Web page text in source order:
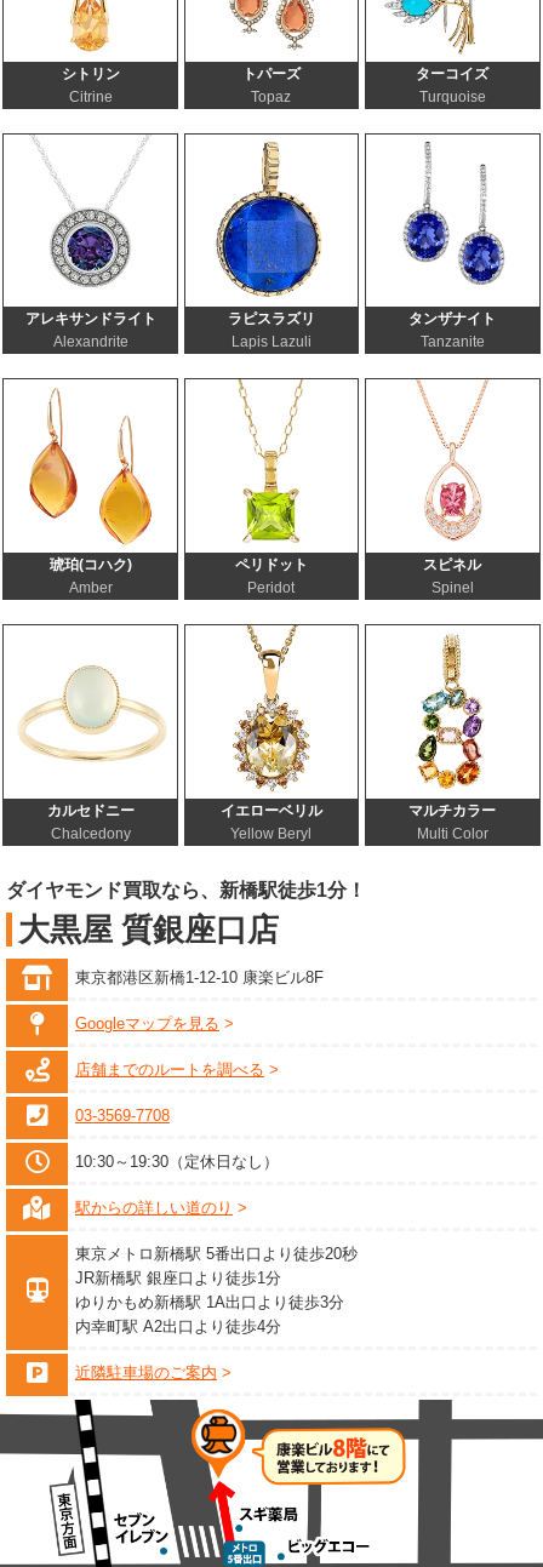
シトリン
Citrine
トパーズ
Topaz
ターコイズ
Turquoise
アレキサンドライト
Alexandrite
ラピスラズリ
Lapis Lazuli
タンザナイト
Tanzanite
琥珀(コハク)
Amber
ペリドット
Peridot
スピネル
Spinel
カルセドニー
Chalcedony
イエローベリル
Yellow Beryl
マルチカラー
Multi Color
ダイヤモンド買取なら、新橋駅徒歩1分！
大黒屋 質銀座口店
東京都港区新橋1-12-10 康楽ビル8F
Googleマップを見る
店舗までのルートを調べる
03-3569-7708
10:30～19:30（定休日なし）
駅からの詳しい道のり
東京メトロ新橋駅 5番出口より徒歩20秒
JR新橋駅 銀座口より徒歩1分
ゆりかもめ新橋駅 1A出口より徒歩3分
内幸町駅 A2出口より徒歩4分
近隣駐車場のご案内